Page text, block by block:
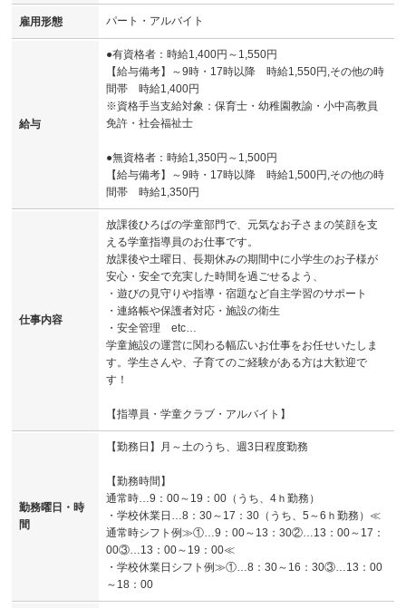
雇用形態 パート・アルバイト
給与
●有資格者：時給1,400円～1,550円
【給与備考】～9時・17時以降 時給1,550円,その他の時
間帯 時給1,400円
※資格手当支給対象：保育士・幼稚園教諭・小中高教員
免許・社会福祉士
●無資格者：時給1,350円～1,500円
【給与備考】～9時・17時以降 時給1,500円,その他の時
間帯 時給1,350円
仕事内容
放課後ひろばの学童部門で、元気なお子さまの笑顔を支
える学童指導員のお仕事です。
放課後や土曜日、長期休みの期間中に小学生のお子様が
安心・安全で充実した時間を過ごせるよう、
・遊びの見守りや指導・宿題など自主学習のサポート
・連絡帳や保護者対応・施設の衛生
・安全管理 etc…
学童施設の運営に関わる幅広いお仕事をお任せいたしま
す。学生さんや、子育てのご経験がある方は大歓迎で
す！
【指導員・学童クラブ・アルバイト】
勤務曜日・時
間
【勤務日】月～土のうち、週3日程度勤務
【勤務時間】
通常時…9：00～19：00（うち、4ｈ勤務）
・学校休業日…8：30～17：30（うち、5～6ｈ勤務）≪
通常時シフト例≫①…9：00～13：30②…13：00～17：
00③…13：00～19：00≪
・学校休業日シフト例≫①…8：30～16：30③…13：00
～18：00